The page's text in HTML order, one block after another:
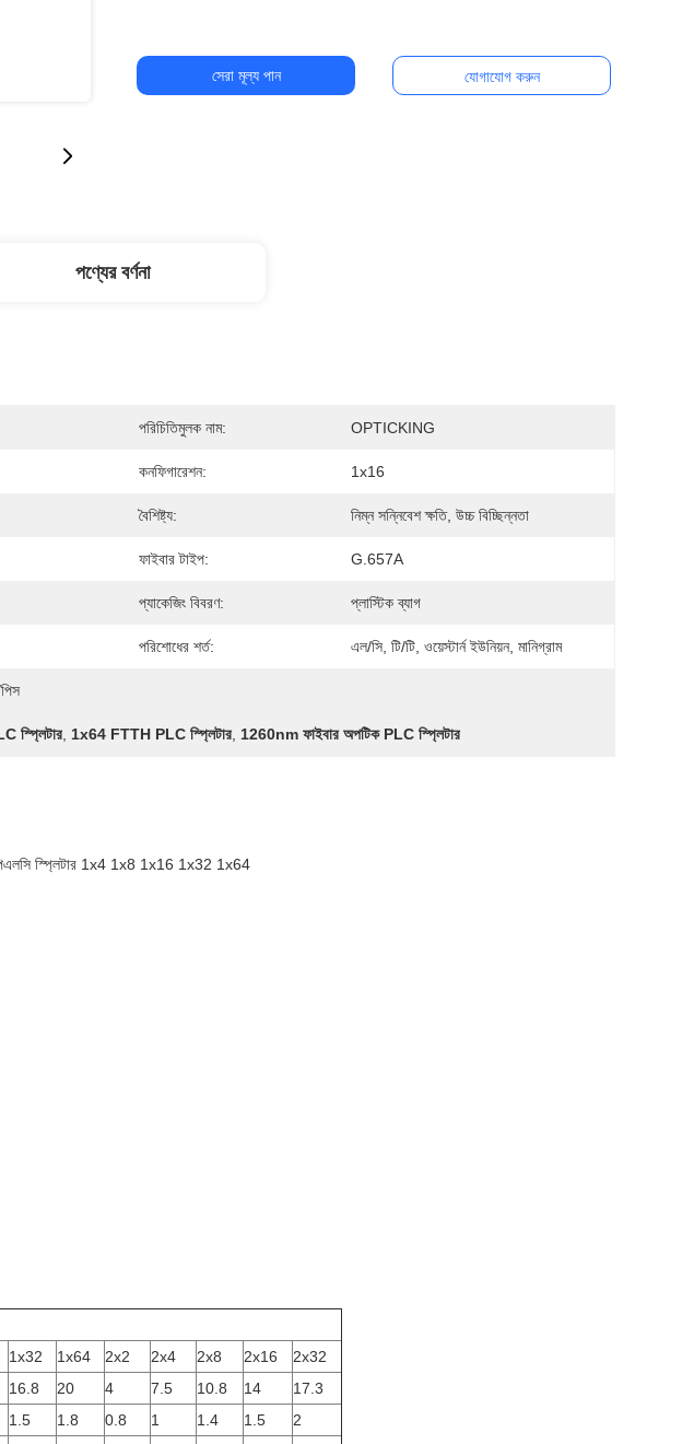
সেরা মূল্য পান যোগাযোগ করুন
পণ্যের বর্ণনা
পরিচিতিমুলক নাম: OPTICKING
কনফিগারেশন: 1x16
বৈশিষ্ট্য: নিম্ন সন্নিবেশ ক্ষতি, উচ্চ বিচ্ছিন্নতা
ফাইবার টাইপ: G.657A
প্যাকেজিং বিবরণ: প্লাস্টিক ব্যাগ
পরিশোধের শর্ত: এল/সি, টি/টি, ওয়েস্টার্ন ইউনিয়ন, মানিগ্রাম
স্প্লিটার 1x64 FTTH PLC স্প্লিটার 1260nm ফাইবার অপটিক PLC স্প্লিটার
স্প্লিটার 1x4 1x8 1x16 1x32 1x64
1x32 1x64 2x2 2x4 2x8 2x16
2x32
16.8 20 4 7.5 10.8 14
17.3
1.5 1.8 0.8 1 1.4 1.5
2